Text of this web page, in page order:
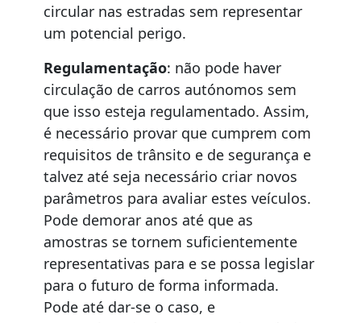
circular nas estradas sem representar
um potencial perigo.
Regulamentação: não pode haver
circulação de carros autónomos sem
que isso esteja regulamentado. Assim,
é necessário provar que cumprem com
requisitos de trânsito e de segurança e
talvez até seja necessário criar novos
parâmetros para avaliar estes veículos.
Pode demorar anos até que as
amostras se tornem suficientemente
representativas para e se possa legislar
para o futuro de forma informada.
Pode até dar-se o caso, e